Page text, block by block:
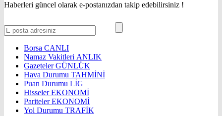
Haberleri güncel olarak e-postanızdan takip edebilirsiniz !
Borsa CANLI
Namaz Vakitleri ANLIK
GazetelerGÜNLÜK
Hava Durumu TAHMİNİ
Puan Durumu LİG
HisselerEKONOMİ
ParitelerEKONOMİ
Yol Durumu TRAFİK